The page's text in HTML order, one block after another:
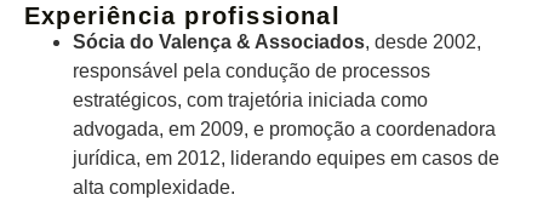
Experiência profissional
Sócia do Valença & Associados, desde 2002,
responsável pela condução de processos
estratégicos, com trajetória iniciada como
advogada, em 2009, e promoção a coordenadora
jurídica, em 2012, liderando equipes em casos de
alta complexidade.